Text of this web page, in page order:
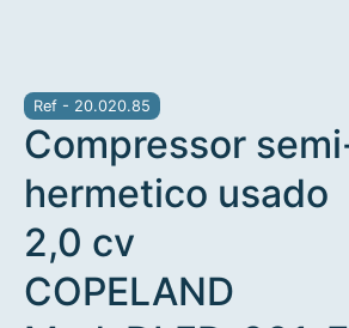
Ref - 20.020.85
Compressor
hermetico usado
2,0 cv
COPELAND